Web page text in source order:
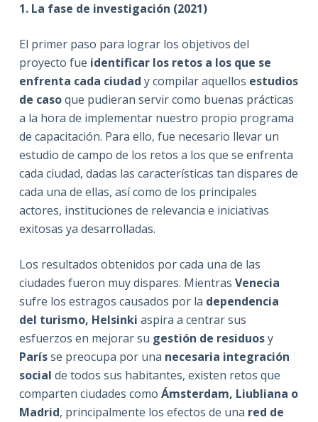
1. La fase de investigación (2021)
El primer paso para lograr los objetivos del
proyecto fue identificar los retos a los que se
enfrenta cada ciudad y compilar aquellos estudios
de casoque pudieran servir como buenas prácticas
a la hora de implementar nuestro propio programa
de capacitación. Para ello, fue necesario llevar un
estudio de campo de los retos a los que se enfrenta
cada ciudad, dadas las características tan dispares de
cada una de ellas, así como de los principales
actores, instituciones de relevancia e iniciativas
exitosas ya desarrolladas.
Los resultados obtenidos por cada una de las
ciudades fueron muy dispares. Mientras Venecia
sufre los estragos causados por la dependencia
del turismo, Helsinki aspira a centrar sus
esfuerzos en mejorar su gestión de residuosy
Parísse preocupa por una necesaria integración
social de todos sus habitantes, existen retos que
comparten ciudades como Ámsterdam, Liubliana o
Madrid, principalmente los efectos de una red de